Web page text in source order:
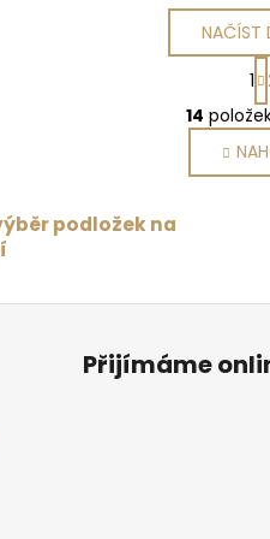
l
NAČÍST
t
r
í
1
14
podložek na
Přijímáme